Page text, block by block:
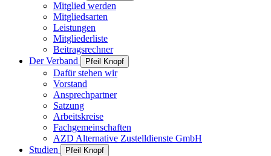
Mitglied werden
Mitgliedsarten
Leistungen
Mitgliederliste
Beitragsrechner
Der Verband
Pfeil Knopf
Dafür stehen wir
Vorstand
Ansprechpartner
Satzung
Arbeitskreise
Fachgemeinschaften
AZD Alternative Zustelldienste GmbH
Studien
Pfeil Knopf